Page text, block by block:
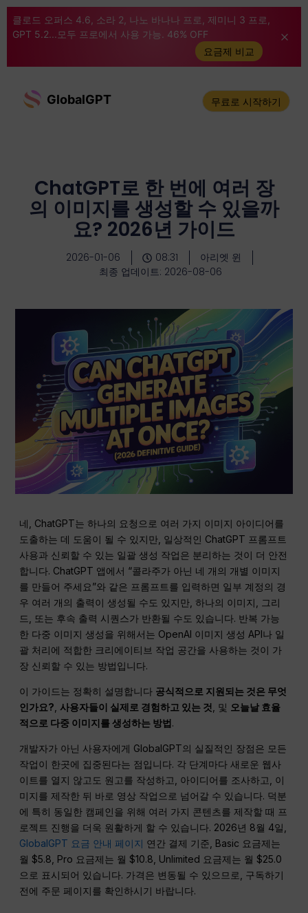
클로드 오퍼스 4.6, 소라 2, 나노 바나나 프로, 제미니 3 프로,
GPT 5.2...모두 프로에서 사용 가능. 46% OFF
요금제 비교
GlobalGPT 무료로 시작하기
ChatGPT로 한 번에 여러 장
의 이미지를 생성할 수 있을까
요? 2026년 가이드
2026-01-06 08:31
아리엣 윈
최종 업데이트: 2026-08-06
네, ChatGPT는 하나의 요청으로 여러 가지 이미지 아이디어를
도출하는 데 도움이 될 수 있지만, 일상적인 ChatGPT 프롬프트
사용과 신뢰할 수 있는 일괄 생성 작업은 분리하는 것이 더 안전
합니다. ChatGPT 앱에서 “콜라주가 아닌 네 개의 개별 이미지
를 만들어 주세요”와 같은 프롬프트를 입력하면 일부 계정의 경
우 여러 개의 출력이 생성될 수도 있지만, 하나의 이미지, 그리
드, 또는 후속 출력 시퀀스가 반환될 수도 있습니다. 반복 가능
한 다중 이미지 생성을 위해서는 OpenAI 이미지 생성 API나 일
괄 처리에 적합한 크리에이티브 작업 공간을 사용하는 것이 가
장 신뢰할 수 있는 방법입니다.
이 가이드는 정확히 설명합니다 공식적으로 지원되는 것은 무엇
인가요? ,사용자들이 실제로 경험하고 있는 것 , 및 오늘날 효율
적으로 다중 이미지를 생성하는 방법.
개발자가 아닌 사용자에게 GlobalGPT의 실질적인 장점은 모든
작업이 한곳에 집중된다는 점입니다. 각 단계마다 새로운 웹사
이트를 열지 않고도 원고를 작성하고, 아이디어를 조사하고, 이
미지를 제작한 뒤 바로 영상 작업으로 넘어갈 수 있습니다. 덕분
에 특히 동일한 캠페인을 위해 여러 가지 콘텐츠를 제작할 때 프
로젝트 진행을 더욱 원활하게 할 수 있습니다. 2026년 8월 4일,
GlobalGPT 요금 안내 페이지 연간 결제 기준, Basic 요금제는
월 $5.8, Pro 요금제는 월 $10.8, Unlimited 요금제는 월 $25.0
으로 표시되어 있습니다. 가격은 변동될 수 있으므로, 구독하기
전에 주문 페이지를 확인하시기 바랍니다.